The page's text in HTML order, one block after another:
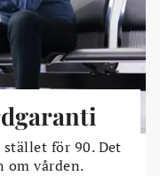
stället för 90. Det
om vården.